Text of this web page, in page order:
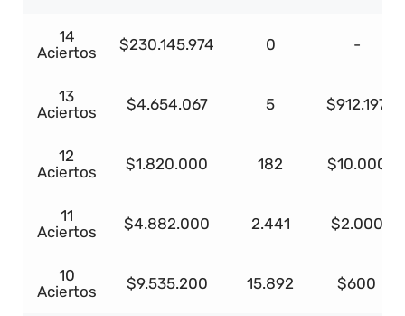
14
Aciertos
$230.145.974 0 -
13
Aciertos
$4.654.067 5 $912.197
12
Aciertos
$1.820.000 182 $10.000
11
Aciertos
$4.882.000 2.441 $2.000
10
Aciertos
$9.535.200 15.892 $600